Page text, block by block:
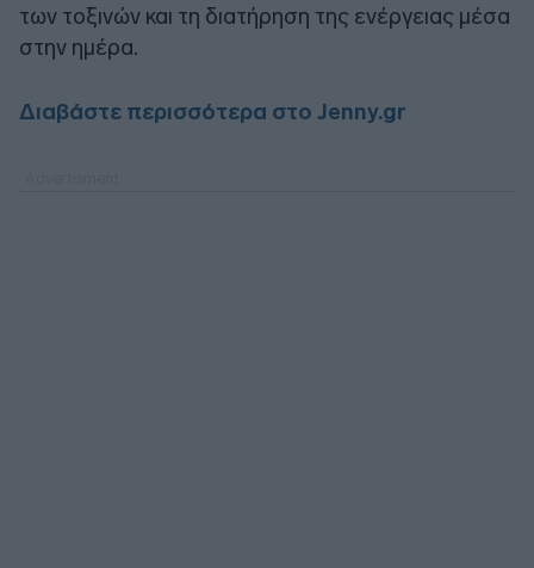
των τοξινών και τη διατήρηση της ενέργειας μέσα
στην ημέρα.
Διαβάστε περισσότερα στο Jenny.gr